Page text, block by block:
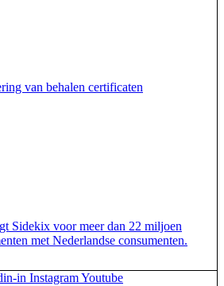
Sidekix voor meer dan 22 miljoen
met Nederlandse consumenten.
in InstagramYoutube